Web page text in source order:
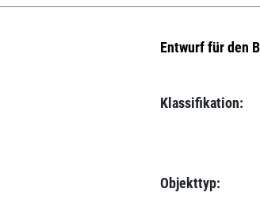
Entwurf für den
Klassifikation:
Objekttyp: